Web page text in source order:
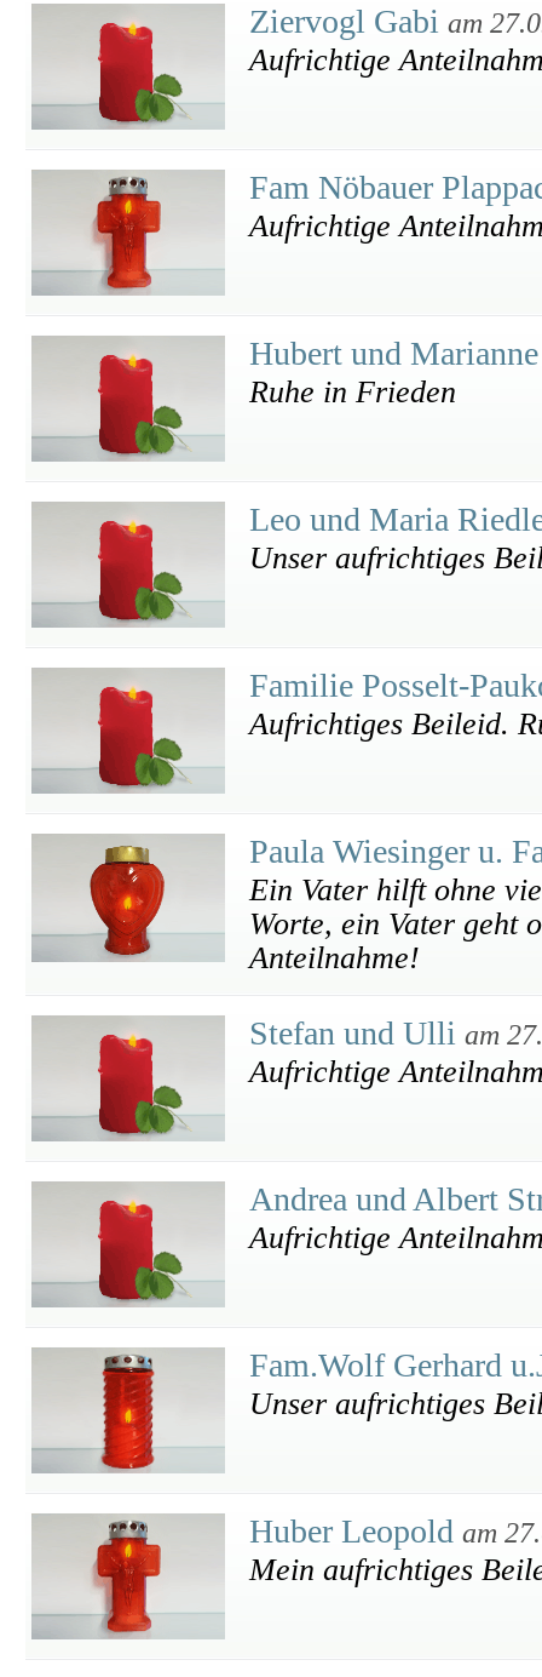
Ziervogl Gabi am
Aufrichtige
Fam Nöbauer
Aufrichtige
Hubert und
Ruhe in Frieden
Leo und Maria
Unser aufrichtiges
Familie Posselt-
Aufrichtiges Beileid.
Paula Wiesinger u.
Ein Vater hilft ohne
Worte, ein Vater geht
Anteilnahme!
Stefan und Ulli am
Aufrichtige
Andrea und Albert
Aufrichtige
Fam.Wolf Gerhard
Unser aufrichtiges
Huber Leopold am
Mein aufrichtiges